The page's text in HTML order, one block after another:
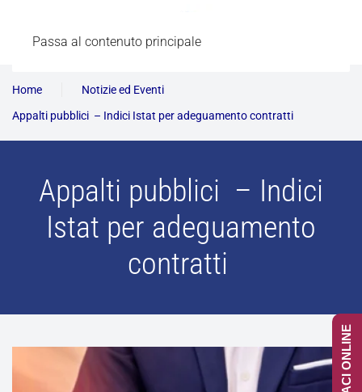
Passa al contenuto principale
Home
Notizie ed Eventi
Appalti pubblici – Indici Istat per adeguamento contratti
Appalti pubblici – Indici
Istat per adeguamento
contratti